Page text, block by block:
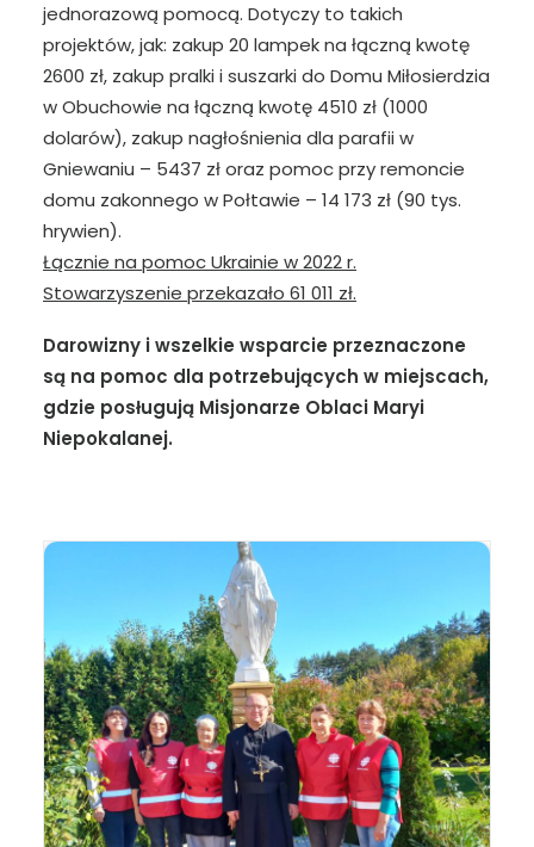
jednorazową pomocą. Dotyczy to takich
projektów, jak: zakup 20 lampek na łączną kwotę
2600 zł, zakup pralki i suszarki do Domu Miłosierdzia
w Obuchowie na łączną kwotę 4510 zł (1000
dolarów), zakup nagłośnienia dla parafii w
Gniewaniu – 5437 zł oraz pomoc przy remoncie
domu zakonnego w Połtawie – 14 173 zł (90 tys.
hrywien).
Łącznie na pomoc Ukrainie w 2022 r.
Stowarzyszenie przekazało 61 011 zł.
Darowizny i wszelkie wsparcie przeznaczone
są na pomoc dla potrzebujących w miejscach,
gdzie posługują Misjonarze Oblaci Maryi
Niepokalanej.